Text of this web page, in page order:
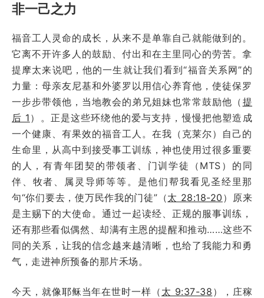
非一己之力
福音工人灵命的成长，从来不是单靠自己就能做到的。
它离不开许多人的鼓励、付出和在主里同心的劳苦。拿
提摩太来说吧，他的一生就让我们看到“福音关系网”的
力量：母亲友尼基和外婆罗以用信心养育他，使徒保罗
一步步带领他，当地教会的弟兄姐妹也常常鼓励他（ 提
后 1 ）。正是这些环绕他的爱与支持，慢慢把他塑造成
一个健康、有果效的福音工人。在我（克莱尔）自己的
生命里，从高中到接受事工训练，神也使用过很多重要
的人，有青年团契的带领者、门训学徒（MTS）的同
伴、牧者、属灵导师等等。是他们帮我看见圣经里那
句“你们要去，使万民作我的门徒”（太 28:18-20 ）原来
是主赐下的大使命。通过一起读经、正规的服事训练，
还有那些看似偶然、却满有主恩的提醒和推动……这些不
同的关系，让我的信念越来越清晰，也给了我能力和勇
气，走进神所预备的那片禾场。
今天，就像耶稣当年在世时一样（ 太 9:37-38 ），庄稼